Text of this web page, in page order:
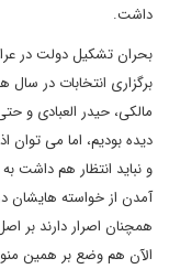
داشت.
بحران تشکیل دولت در
برگزاری انتخابات در
مالکی، حیدر العبادی و
دیده بودیم، اما می
و نباید انتظار هم داشت
آمدن از خواسته هایشان
همچنان اصرار دارند بر
الآن هم وضع بر همین